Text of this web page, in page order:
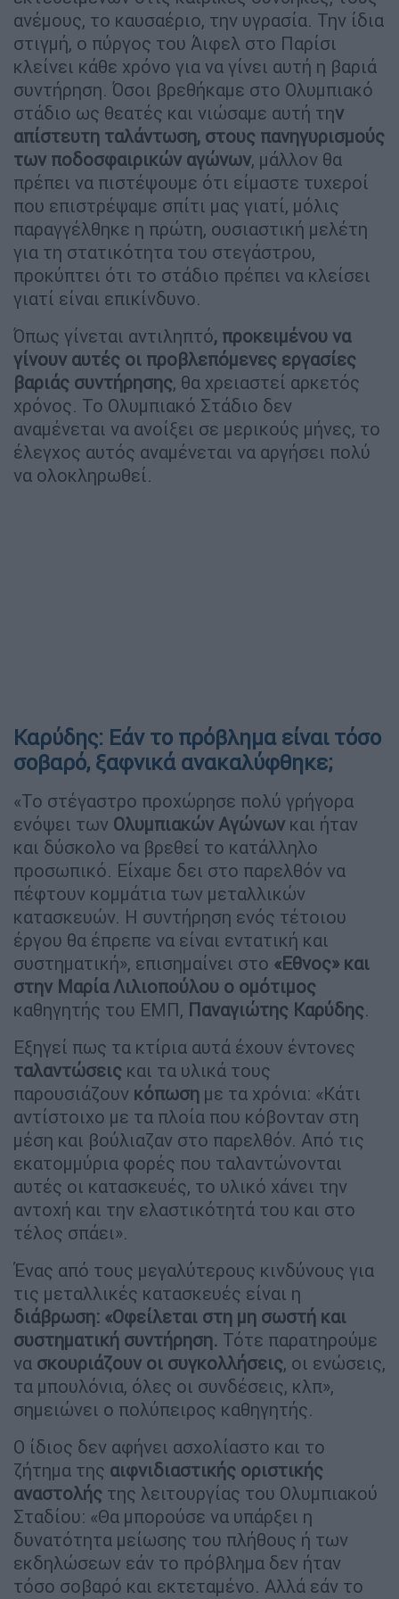
ανέμους, το καυσαέριο, την υγρασία. Την ίδια
στιγμή, ο πύργος του Άιφελ στο Παρίσι
κλείνει κάθε χρόνο για να γίνει αυτή η βαριά
συντήρηση. Όσοι βρεθήκαμε στο Ολυμπιακό
στάδιο ως θεατές και νιώσαμε αυτή την
απίστευτη ταλάντωση, στους πανηγυρισμούς
των ποδοσφαιρικών αγώνων, μάλλον θα
πρέπει να πιστέψουμε ότι είμαστε τυχεροί
που επιστρέψαμε σπίτι μας γιατί, μόλις
παραγγέλθηκε η πρώτη, ουσιαστική μελέτη
για τη στατικότητα του στεγάστρου,
προκύπτει ότι το στάδιο πρέπει να κλείσει
γιατί είναι επικίνδυνο.
Όπως γίνεται αντιληπτό, προκειμένου να
γίνουν αυτές οι προβλεπόμενες εργασίες
βαριάς συντήρησης, θα χρειαστεί αρκετός
χρόνος. Το Ολυμπιακό Στάδιο δεν
αναμένεται να ανοίξει σε μερικούς μήνες, το
έλεγχος αυτός αναμένεται να αργήσει πολύ
να ολοκληρωθεί.
Καρύδης: Εάν το πρόβλημα είναι τόσο
σοβαρό, ξαφνικά ανακαλύφθηκε;
«Το στέγαστρο προχώρησε πολύ γρήγορα
ενόψει των Ολυμπιακών Αγώνων και ήταν
και δύσκολο να βρεθεί το κατάλληλο
προσωπικό. Είχαμε δει στο παρελθόν να
πέφτουν κομμάτια των μεταλλικών
κατασκευών. Η συντήρηση ενός τέτοιου
έργου θα έπρεπε να είναι εντατική και
συστηματική», επισημαίνει στο «Εθνος» και
στην Μαρία Λιλιοπούλου ο ομότιμος
καθηγητής του ΕΜΠ, Παναγιώτης Καρύδης.
Εξηγεί πως τα κτίρια αυτά έχουν έντονες
ταλαντώσεις και τα υλικά τους
παρουσιάζουν κόπωση με τα χρόνια: «Κάτι
αντίστοιχο με τα πλοία που κόβονταν στη
μέση και βούλιαζαν στο παρελθόν. Από τις
εκατομμύρια φορές που ταλαντώνονται
αυτές οι κατασκευές, το υλικό χάνει την
αντοχή και την ελαστικότητά του και στο
τέλος σπάει».
Ένας από τους μεγαλύτερους κινδύνους για
τις μεταλλικές κατασκευές είναι η
διάβρωση: «Οφείλεται στη μη σωστή και
συστηματική συντήρηση. Τότε παρατηρούμε
να σκουριάζουν οι συγκολλήσεις, οι ενώσεις,
τα μπουλόνια, όλες οι συνδέσεις, κλπ»,
σημειώνει ο πολύπειρος καθηγητής.
Ο ίδιος δεν αφήνει ασχολίαστο και το
ζήτημα της αιφνιδιαστικής οριστικής
αναστολής της λειτουργίας του Ολυμπιακού
Σταδίου: «Θα μπορούσε να υπάρξει η
δυνατότητα μείωσης του πλήθους ή των
εκδηλώσεων εάν το πρόβλημα δεν ήταν
τόσο σοβαρό και εκτεταμένο. Αλλά εάν το